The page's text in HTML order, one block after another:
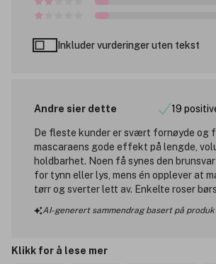
Inkluder vurderinger uten tekst
Andre sier dette 19
De fleste kunder er svært fornøyde og
mascaraens gode effekt på lengde,
holdbarhet. Noen få synes den
for tynn eller lys, mens én opplever at
tørr og sverter lett av. Enkelte roser
AI-generert sammendrag basert på
Klikk for å lese mer